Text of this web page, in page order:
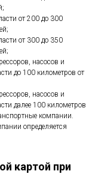
от 200 до 300
от 300 до 350
насосов и
до 100 километров от
насосов и
далее 100 километров
компании.
определяется
картой при